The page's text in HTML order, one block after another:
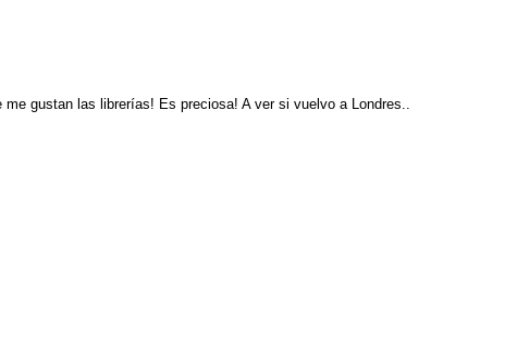
gustan las librerías! Es preciosa! A ver si vuelvo a Londres..